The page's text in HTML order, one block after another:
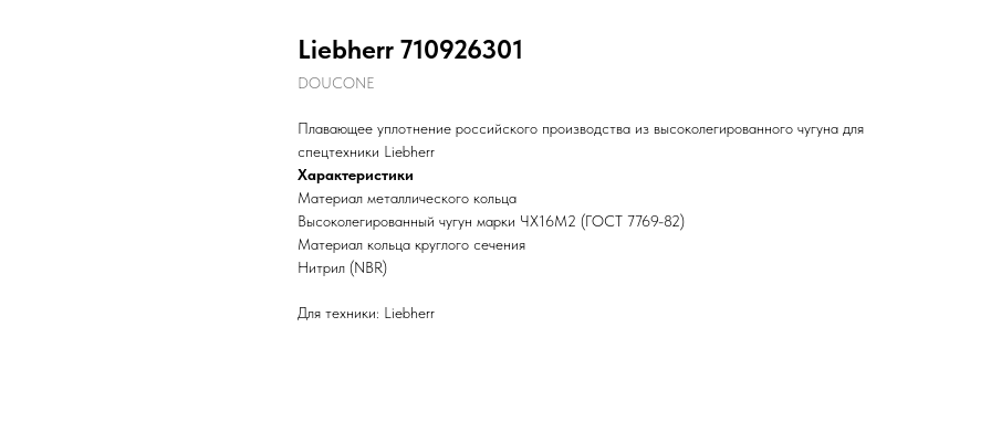
Liebherr 710926301
DOUCONE
Плавающее уплотнение российского производства из высоколегированного чугуна для
спецтехники Liebherr
Характеристики
Материал металлического кольца
Высоколегированный чугун марки ЧХ16М2 (ГОСТ 7769-82)
Материал кольца круглого сечения
Нитрил (NBR)
Для техники: Liebherr